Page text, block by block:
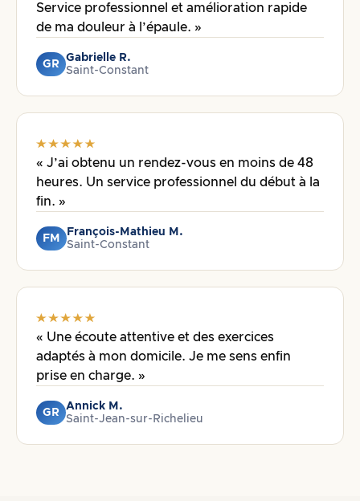
Service professionnel et amélioration rapide
de ma douleur à l’épaule. »
GR
Gabrielle R.
Saint-Constant
« J’ai obtenu un rendez-vous en moins de 48
heures. Un service professionnel du début à la
fin. »
FM
François-Mathieu M.
Saint-Constant
« Une écoute attentive et des exercices
adaptés à mon domicile. Je me sens enfin
prise en charge. »
GR
Annick M.
Saint-Jean-sur-Richelieu